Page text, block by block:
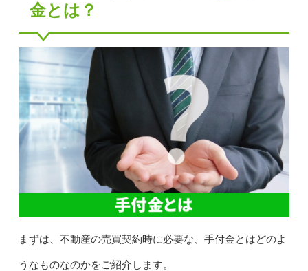
金とは？
まずは、不動産の売買契約時に必要な、手付金とはどのよ
うなものなのかをご紹介します。